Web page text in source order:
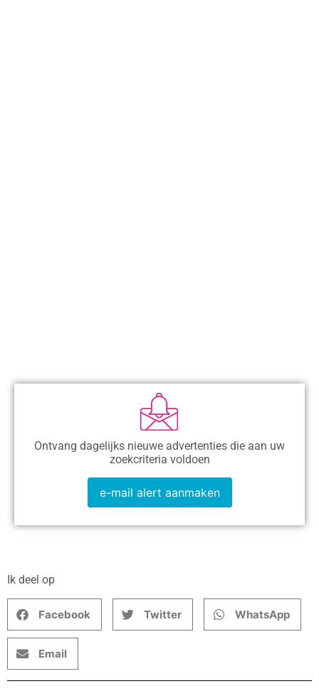
Ontvang dagelijks nieuwe advertenties die aan uw
zoekcriteria voldoen
e-mail alert aanmaken
Ik deel op
Facebook Twitter WhatsApp
Email